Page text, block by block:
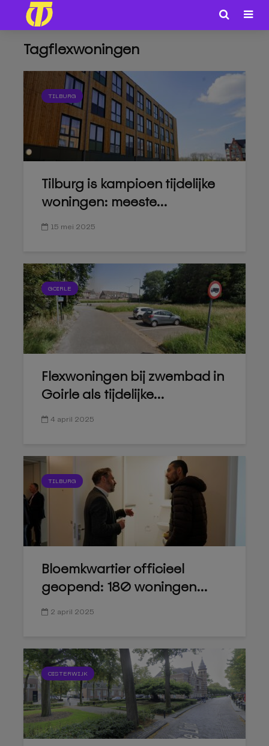
Tagflexwoningen
TILBURG
Tilburg is kampioen tijdelijke
woningen: meeste...
15 mei 2025
GOIRLE
Flexwoningen bij zwembad in
Goirle als tijdelijke...
4 april 2025
TILBURG
Bloemkwartier officieel
geopend: 180 woningen...
2 april 2025
OISTERWIJK